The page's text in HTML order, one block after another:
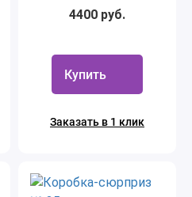
4400 руб.
Купить
Заказать в 1 клик